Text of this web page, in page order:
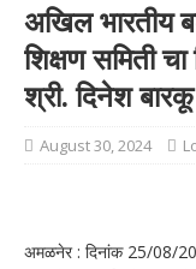
अखिल भारतीय
शिक्षण समिती चा
श्री. दिनेश
August 30, 2024
अमळनेर : दिनांक 25/08/